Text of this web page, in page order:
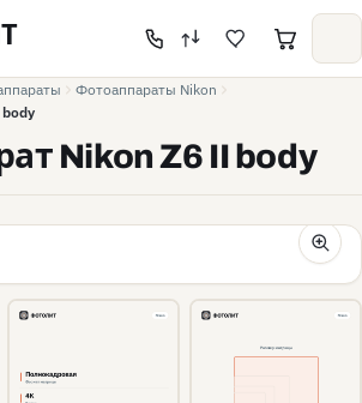
Фотоаппараты Nikon
Nikon Z6 II body